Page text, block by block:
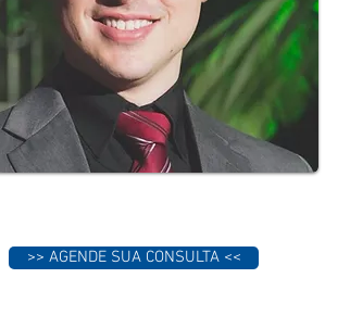
>> AGENDE SUA CONSULTA <<